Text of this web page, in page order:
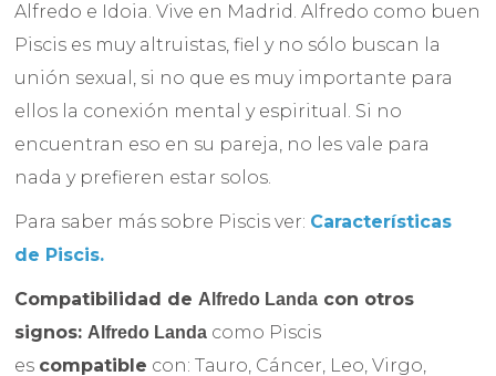
Alfredo e Idoia. Vive en Madrid. Alfredo como buen
Piscis es muy altruistas, fiel y no sólo buscan la
unión sexual, si no que es muy importante para
ellos la conexión mental y espiritual. Si no
encuentran eso en su pareja, no les vale para
nada y prefieren estar solos.
Para saber más sobre Piscis ver: Características
de Piscis.
Compatibilidad deAlfredo Landa con otros
signos:Alfredo Landa como Piscis
es compatible con: Tauro, Cáncer, Leo, Virgo,